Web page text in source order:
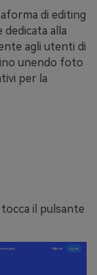
di editing
alla
agli utenti di
unendo foto
per la
il pulsante